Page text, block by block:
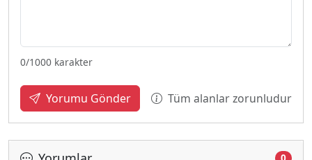
0/1000 karakter
Yorumu Gönder Tüm alanlar zorunludur